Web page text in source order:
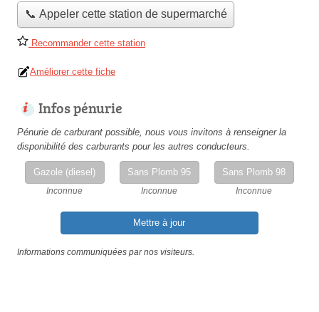
📞 Appeler cette station de supermarché
Recommander cette station
Améliorer cette fiche
Infos pénurie
Pénurie de carburant possible, nous vous invitons à renseigner la
disponibilité des carburants pour les autres conducteurs.
Gazole (diesel)
Inconnue
Sans Plomb 95
Inconnue
Sans Plomb 98
Inconnue
Mettre à jour
Informations communiquées par nos visiteurs.